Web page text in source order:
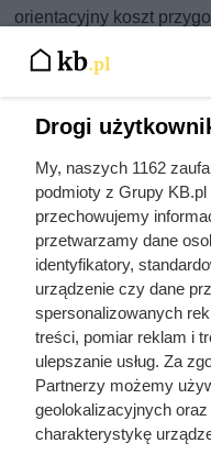
orientacyjny koszt
przepływowym
miesięcznie na osobę.
użytkowania oraz
Kazali
filmie.
lat 80.
Odarci
do
krwawy
Drogi
My, naszych 1162
podmioty z Grupy
przechowujemy
przetwarzamy dane
identyfikatory,
urządzenie czy dane
spersonalizowanych
treści, pomiar reklam i
ulepszanie usług. Za
Partnerzy możemy
geolokalizacyjnych
charakterystykę